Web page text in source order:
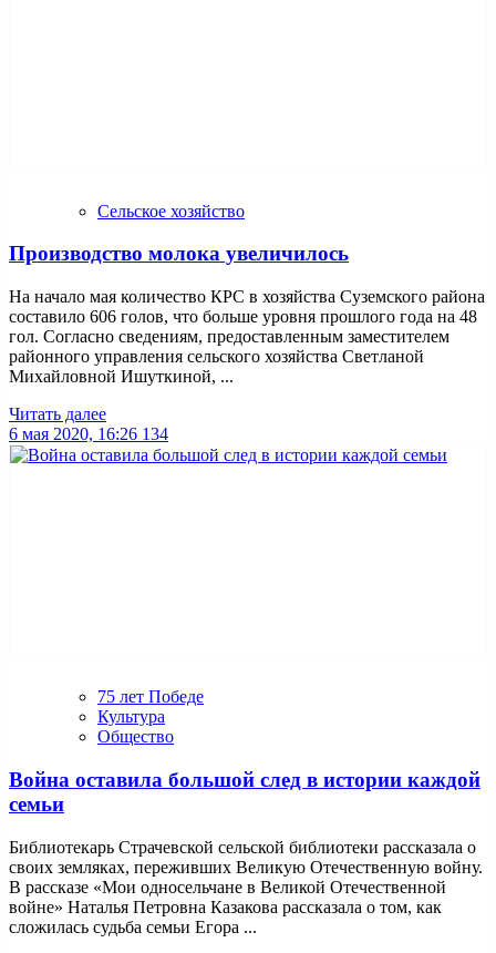
Сельское хозяйство
Производство молока увеличилось
На начало мая количество КРС в хозяйства Суземского района
составило 606 голов, что больше уровня прошлого года на 48
гол. Согласно сведениям, предоставленным заместителем
районного управления сельского хозяйства Светланой
Михайловной Ишуткиной, ...
Читать далее
6 мая 2020, 16:26 134
75 лет Победе
Культура
Общество
Война оставила большой след в истории каждой
семьи
Библиотекарь Страчевской сельской библиотеки рассказала о
своих земляках, переживших Великую Отечественную войну.
В рассказе «Мои односельчане в Великой Отечественной
войне» Наталья Петровна Казакова рассказала о том, как
сложилась судьба семьи Егора ...